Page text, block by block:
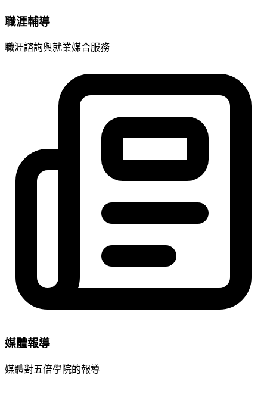
職涯輔導
職涯諮詢與就業媒合服務
媒體報導
媒體對五倍學院的報導